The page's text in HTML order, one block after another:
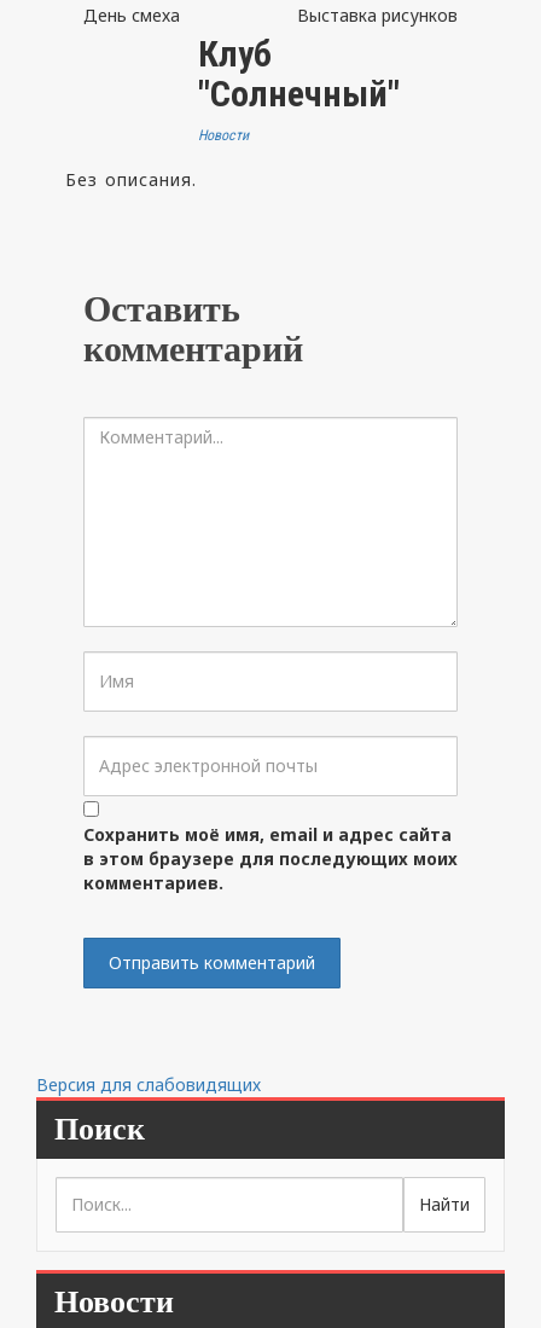
Навигация
записям
День смеха Выставка рисунков
Клуб
"Солнечный"
Новости
Без описания.
Оставить
комментарий
Сохранить моё имя, email и адрес сайта
в этом браузере для последующих моих
комментариев.
Версия для слабовидящих
Поиск
Новости